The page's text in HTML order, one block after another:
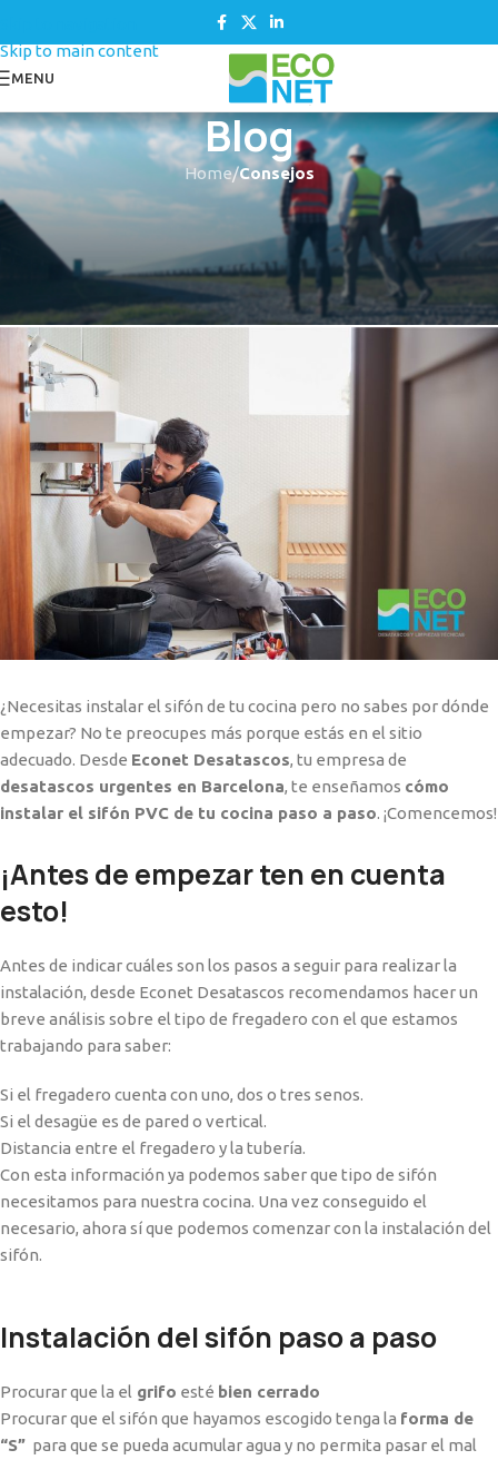
Skip to main content
MENU
Blog
Home/Consejos
,SIN CATEGORIZAR
Sifón de PVC: Instálalo en tu
cocina paso a paso
Econet Desatascos On 18 octubre, 2022
¿Necesitas instalar el sifón de tu cocina pero no sabes por dónde
empezar? No te preocupes más porque estás en el sitio
adecuado. Desde Econet Desatascos, tu empresa de
desatascos urgentes en Barcelona, te enseñamos cómo
instalar el sifón PVC de tu cocina paso a paso. ¡Comencemos!
¡Antes de empezar ten en cuenta
esto!
Antes de indicar cuáles son los pasos a seguir para realizar la
instalación, desde Econet Desatascos recomendamos hacer un
breve análisis sobre el tipo de fregadero con el que estamos
trabajando para saber:
Si el fregadero cuenta con uno, dos o tres senos.
Si el desagüe es de pared o vertical.
Distancia entre el fregadero y la tubería.
Con esta información ya podemos saber que tipo de sifón
necesitamos para nuestra cocina. Una vez conseguido el
necesario, ahora sí que podemos comenzar con la instalación del
sifón.
Instalación del sifón paso a paso
Procurar que la el grifo esté bien cerrado
Procurar que el sifón que hayamos escogido tenga la forma de
“S” para que se pueda acumular agua y no permita pasar el mal